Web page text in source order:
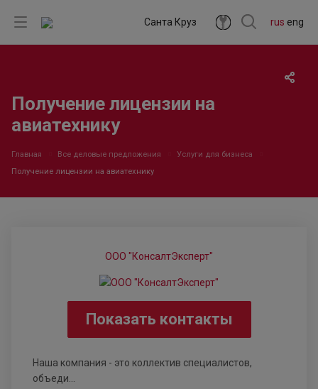
rus eng
Санта Круз
Получение лицензии на
авиатехнику
Главная Все деловые предложения
Услуги для бизнеса
Получение лицензии на авиатехнику
ООО "КонсалтЭксперт"
Показать контакты
Наша компания - это коллектив специалистов,
объеди...